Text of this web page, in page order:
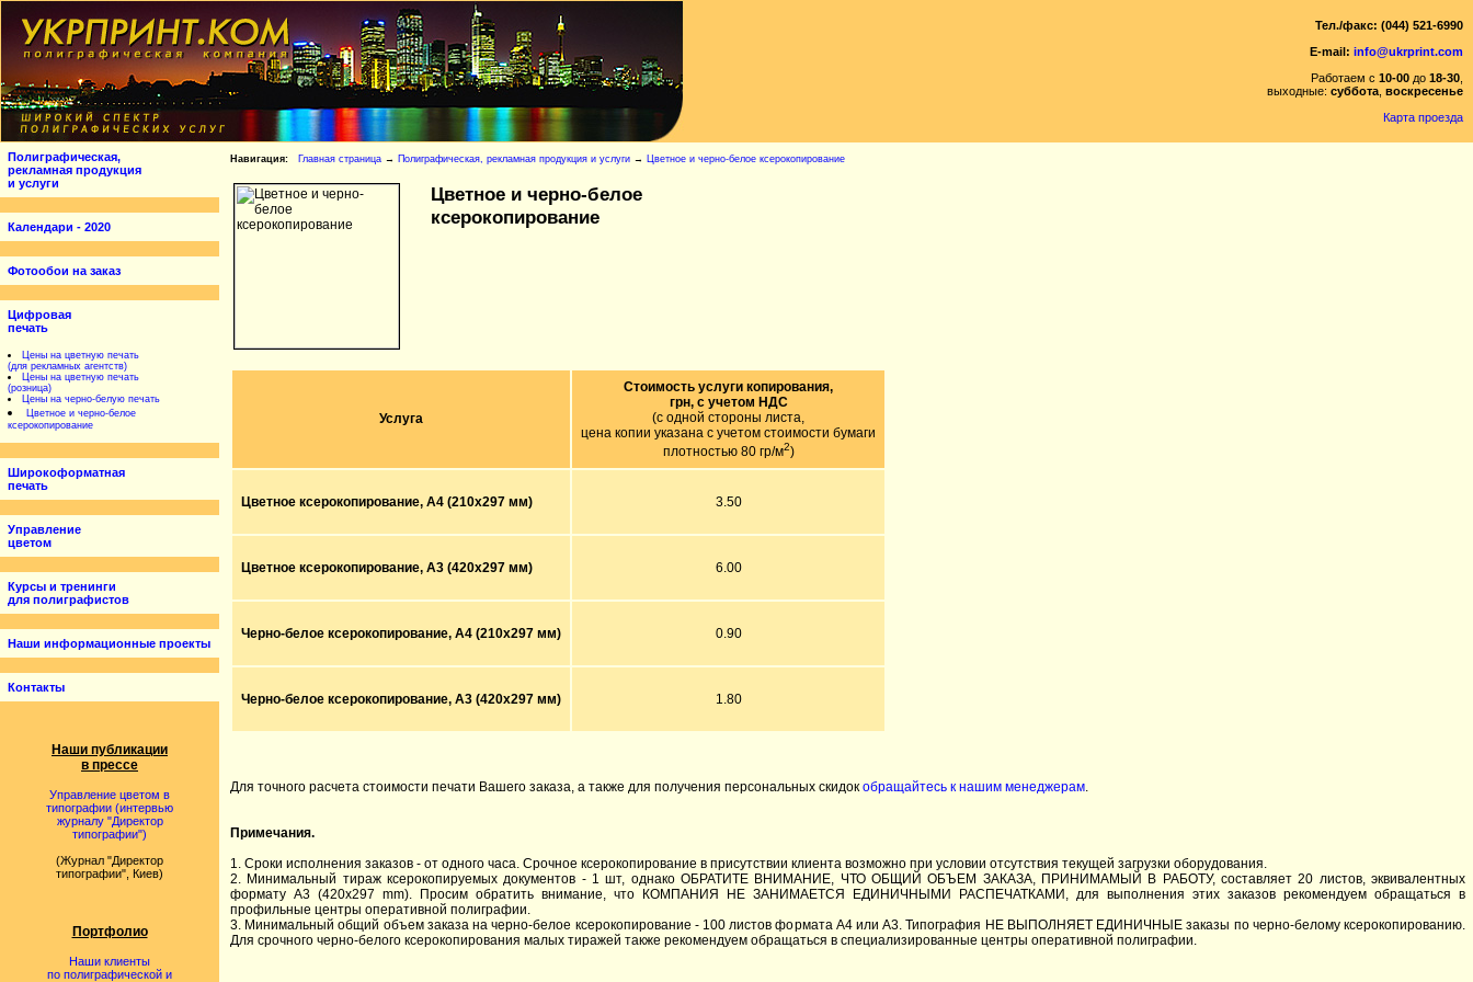
Тел./факс: (044) 521-6990
E-mail: info@ukrprint.com
Работаем с 10-00 до 18-30
выходные: суббота воскресенье
Карта проезда
Полиграфическая,
рекламная продукция
и услуги
Календари - 2020
Фотообои на заказ
Цифровая
печать
Цены на цветную печать
(для рекламных агентств)
Цены на цветную печать
(розница)
Цены на черно-белую печать
Цветное и черно-белое
ксерокопирование
Широкоформатная
печать
Управление
цветом
Курсы и тренинги
для полиграфистов
Наши информационные проекты
Контакты
Наши публикации
в прессе
Управление цветом в
типографии (интервью
журналу "Директор
типографии")
(Журнал "Директор
типографии", Киев)
Портфолио
Наши клиенты
по полиграфической и
Навигация: Главная страница → Полиграфическая, рекламная продукция и услуги → Цветное и черно-белое ксерокопирование
Цветное и черно-белое
ксерокопирование
Услуга
Стоимость услуги копирования,
грн, с учетом НДС
(с одной стороны листа,
цена копии указана с учетом стоимости бумаги
плотностью 80 гр/м2)
Цветное ксерокопирование, A4 (210x297 мм) 3.50
Цветное ксерокопирование, A3 (420x297 мм) 6.00
Черно-белое ксерокопирование, A4 (210x297 мм) 0.90
Черно-белое ксерокопирование, A3 (420x297 мм) 1.80
Для точного расчета стоимости печати Вашего заказа, а также для получения персональных скидок обращайтесь к нашим менеджерам.
Примечания.
1. Сроки исполнения заказов - от одного часа. Срочное ксерокопирование в присутствии клиента возможно при условии отсутствия текущей загрузки оборудования.
2. Минимальный тираж ксерокопируемых документов - 1 шт, однако ОБРАТИТЕ ВНИМАНИЕ, ЧТО ОБЩИЙ ОБЪЕМ ЗАКАЗА, ПРИНИМАМЫЙ В РАБОТУ, составляет 20 листов, эквивалентных
формату A3 (420x297 mm). Просим обратить внимание, что КОМПАНИЯ НЕ ЗАНИМАЕТСЯ ЕДИНИЧНЫМИ РАСПЕЧАТКАМИ, для выполнения этих заказов рекомендуем обращаться в
профильные центры оперативной полиграфии.
3. Минимальный общий объем заказа на черно-белое ксерокопирование - 100 листов формата A4 или A3. Типография НЕ ВЫПОЛНЯЕТ ЕДИНИЧНЫЕ заказы по черно-белому ксерокопированию.
Для срочного черно-белого ксерокопирования малых тиражей также рекомендуем обращаться в специализированные центры оперативной полиграфии.